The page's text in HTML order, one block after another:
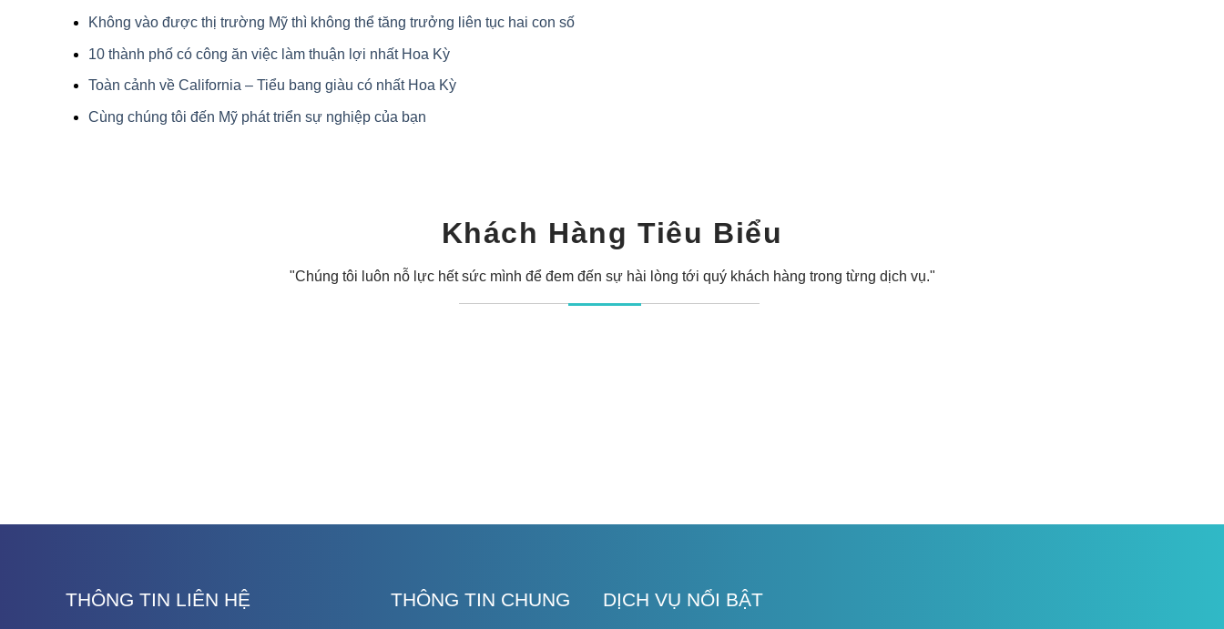
Không vào được thị trường Mỹ thì không thể tăng trưởng liên tục hai con số
10 thành phố có công ăn việc làm thuận lợi nhất Hoa Kỳ
Toàn cảnh về California – Tiểu bang giàu có nhất Hoa Kỳ
Cùng chúng tôi đến Mỹ phát triển sự nghiệp của bạn
Khách Hàng Tiêu Biểu
"Chúng tôi luôn nỗ lực hết sức mình để đem đến sự hài lòng tới quý khách hàng trong từng dịch vụ."
THÔNG TIN LIÊN HỆ THÔNG TIN CHUNG DỊCH VỤ NỔI BẬT